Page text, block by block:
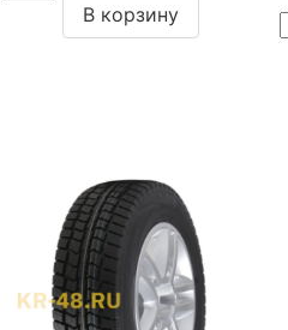
Michelin
В корзину